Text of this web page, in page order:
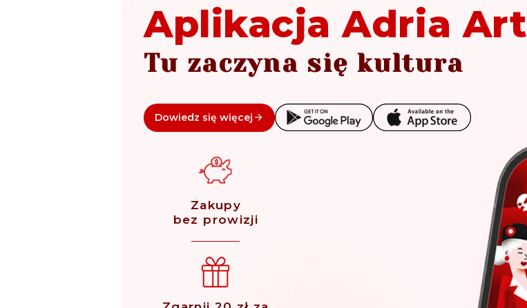
Aplikacja Adria Art
Tu zaczyna się kultura
Dowiedz się więcej
Zakupy
bez prowizji